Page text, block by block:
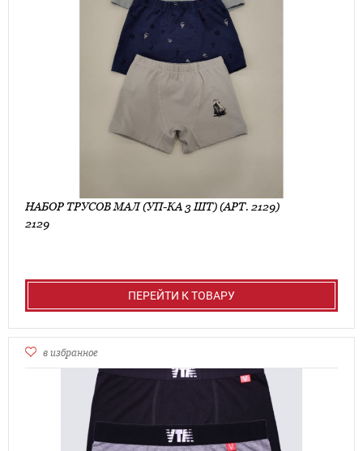
НАБОР ТРУСОВ МАЛ (УП-КА 3 ШТ) (АРТ. 2129)
2129
ПЕРЕЙТИ К ТОВАРУ
в избранное